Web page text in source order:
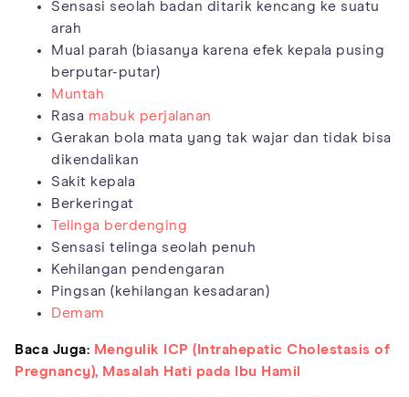
Sensasi seolah badan ditarik kencang ke suatu
arah
Mual parah (biasanya karena efek kepala pusing
berputar-putar)
Muntah
Rasa mabuk perjalanan
Gerakan bola mata yang tak wajar dan tidak bisa
dikendalikan
Sakit kepala
Berkeringat
Telinga berdenging
Sensasi telinga seolah penuh
Kehilangan pendengaran
Pingsan (kehilangan kesadaran)
Demam
Baca Juga: Mengulik ICP (Intrahepatic Cholestasis of
Pregnancy), Masalah Hati pada Ibu Hamil